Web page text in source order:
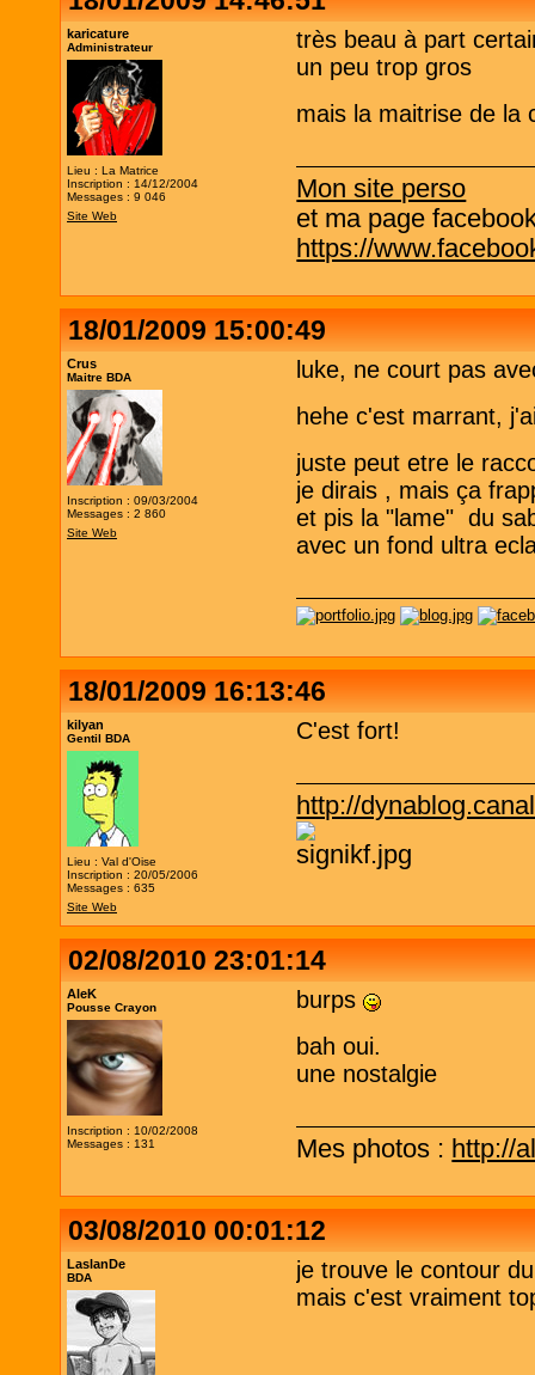
karicature
Administrateur
Lieu : La Matrice
Inscription : 14/12/2004
Messages : 9 046
Site Web
très beau à part
un peu trop gros
mais la maitrise de la
Mon site perso
et ma page
https://
18/01/2009 15:00:49
Crus
Maitre BDA
Inscription : 09/03/2004
Messages : 2 860
Site Web
luke, ne court pas
hehe c'est marrant,
juste peut etre le
je dirais , mais ça
et pis la "lame" du
avec un fond ultra
18/01/2009 16:13:46
kilyan
Gentil BDA
Lieu : Val d'Oise
Inscription : 20/05/2006
Messages : 635
Site Web
C'est fort!
http://
02/08/2010 23:01:14
AleK
Pousse Crayon
Inscription : 10/02/2008
Messages : 131
burps
bah oui.
une nostalgie
Mes photos : http://
03/08/2010 00:01:12
LaslanDe
BDA
je trouve le contour
mais c'est vraiment